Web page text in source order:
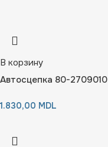
В корзину
Автосцепка 80-2709010
1.830,00 MDL